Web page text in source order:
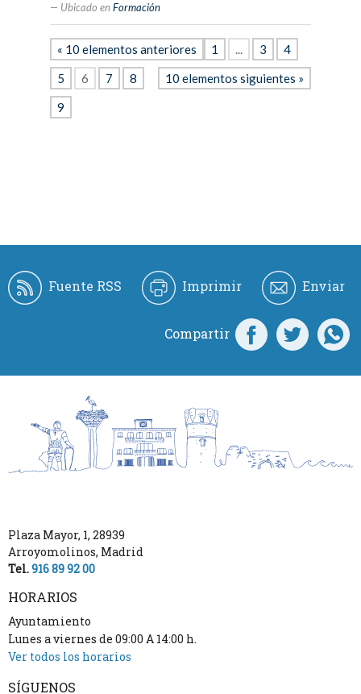
Ubicado en Formación
« 10 elementos anteriores
10 elementos siguientes »
1 ... 3
4
5
6 7
8
9
Fuente RSS Imprimir Enviar
Compartir
Plaza Mayor, 1, 28939
Arroyomolinos, Madrid
Tel.916 89 92 00
HORARIOS
Ayuntamiento
Lunes a viernes de 09:00 A 14:00 h.
Ver todos los horarios
SÍGUENOS